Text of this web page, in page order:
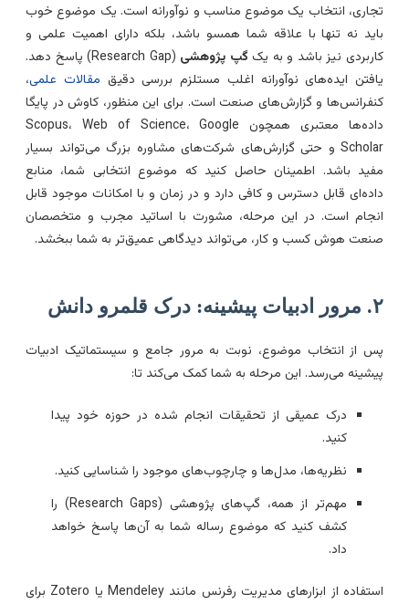
انتخاب یک موضوع مناسب و نوآورانه است. یک موضوع خوب
نه تنها با علاقه شما همسو باشد، بلکه دارای اهمیت علمی و
نیز باشد و به یکگپ پژوهشی
(Research Gap) پاسخ دهد.
ایده‌های نوآورانه اغلب مستلزم بررسی دقیقمقالات علمی ،
و گزارش‌های صنعت است. برای این منظور، کاوش در پایگا
داده‌ها معتبری همچون Scopus، Web of Science، Google
Scholar و حتی گزارش‌های شرکت‌های مشاوره بزرگ می‌تواند بسیار
باشد. اطمینان حاصل کنید که موضوع انتخابی شما، منابع
قابل دسترس و کافی دارد و در زمان و با امکانات موجود قابل
است. در این مرحله، مشورت با اساتید مجرب و متخصصان
هوش کسب و کار، می‌تواند دیدگاهی عمیق‌تر به شما ببخشد.
از انتخاب موضوع، نوبت به مرور جامع و سیستماتیک ادبیات
می‌رسد. این مرحله به شما کمک می‌کند تا:
درک عمیقی از تحقیقات انجام شده در حوزه خود پیدا
نظریه‌ها، مدل‌ها و چارچوب‌های موجود را شناسایی کنید.
مهم‌تر از همه، گپ‌های پژوهشی (Research Gaps) را
کشف کنید که موضوع رساله شما به آن‌ها پاسخ خواهد
استفاده از ابزارهای مدیریت رفرنس مانند Mendeley یا Zotero برای